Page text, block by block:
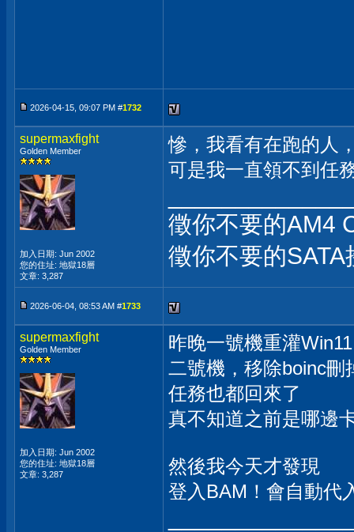
2026-04-15, 09:07 PM #1732
supermaxfight
Golden Member
加入日期: Jun 2002
您的住址: 地獄18層
文章: 3,287
慘，我看有在跑的人
可是我一直領不到任
徵你不要的AM4
徵你不要的
2026-06-04, 08:53 AM #1733
supermaxfight
Golden Member
加入日期: Jun 2002
您的住址: 地獄18層
文章: 3,287
昨晚一號機重灌
二號機，移除boinc刪
任務也都回來了
真不知道之前是哪邊
然後我今天才發現
登入BAM！會自動代